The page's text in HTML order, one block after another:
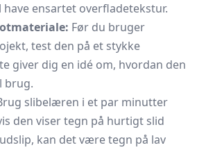
ensartet overfladetekstur.
Før du bruger
test den på et stykke
giver dig en idé om, hvordan den
brug.
slibelæren i et par minutter
den viser tegn på hurtigt slid
kan det være tegn på lav